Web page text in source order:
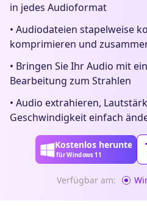
in jedes Audioformat
• Audiodateien stapelweise
komprimieren und
• Bringen Sie Ihr Audio mit
Bearbeitung zum Strahlen
• Audio extrahieren,
Geschwindigkeit einfach
Kostenlos
für Windows 11
Verfügbar am: